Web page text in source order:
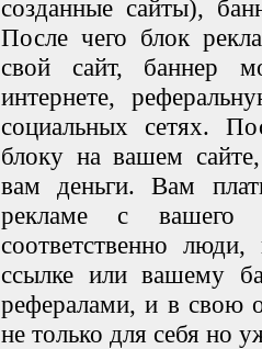
созданные сайты),
После чего блок
свой сайт, баннер
интернете,
социальных сетях.
блоку на вашем сайте,
вам деньги. Вам
рекламе с вашего
соответственно
ссылке или вашему
рефералами, и в свою
не только для себя но